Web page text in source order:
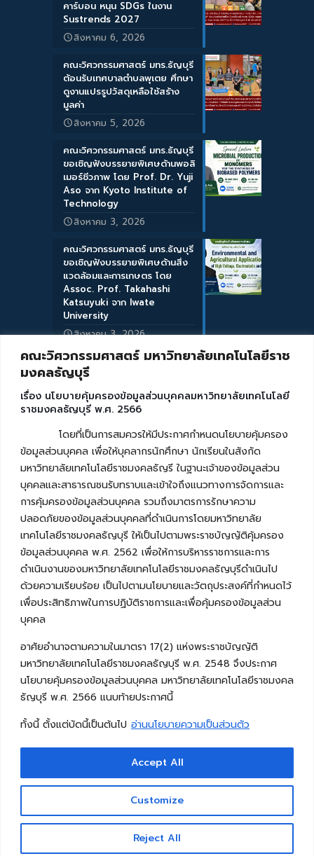
คณะวิศวกรรมศาสตร์ มหาวิทยาลัยเทคโนโลยีราช
มงคลธัญบุรี
เรื่อง นโยบายคุ้มครองข้อมูลส่วนบุคคลมหาวิทยาลัยเทคโนโลยี
ราชมงคลธัญบุรี พ.ศ. 2566
โดยที่เป็นการสมควรให้มีประกาศกำหนดนโยบายคุ้มครอง
ข้อมูลส่วนบุคคล เพื่อให้บุคลากรนักศึกษา นักเรียนในสังกัด
มหาวิทยาลัยเทคโนโลยีราชมงคลธัญรี ในฐานะเจ้าของข้อมูลส่วน
บุคคลและสาธารณชนรับทราบและเข้าใจถึงแนวทางการจัดการและ
การคุ้มครองข้อมูลส่วนบุคคล รวมถึงมาตรการรักษาความ
ปลอดภัยของข้อมูลส่วนบุคคลที่ดำเนินการโดยมหาวิทยาลัย
เทคโนโลยีราชมงคลธัญบุรี ให้เป็นไปตามพระราชบัญญัติคุ้มครอง
ข้อมูลส่วนบุคคล พ.ศ. 2562 เพื่อให้การบริหารราชการและการ
ดำเนินงานของมหาวิทยาลัยเทคโนโลยีราชมงคลธัญบุรีดำเนินไป
ด้วยความเรียบร้อย เป็นไปตามนโยบายและวัตถุประสงค์ที่กำหนดไว้
เพื่อประสิทธิภาพในการปฏิบัติราชการและเพื่อคุ้มครองข้อมูลส่วน
บุคคล
อาศัยอำนาจตามความในมาตรา 17(2) แห่งพระราชบัญญัติ
มหาวิทยาลัยเทคโนโลยีราชมงคลธัญบุรี พ.ศ. 2548 จึงประกาศ
นโยบายคุ้มครองข้อมูลส่วนบุคคล มหาวิทยาลัยเทคโนโลยีราชมงคล
ธัญบุรี พ.ศ. 2566 แนบท้ายประกาศนี้
ทั้งนี้ ตั้งแต่บัดนี้เป็นต้นไป อ่านนโยบายความเป็นส่วนตัว
Customize
Reject All
Accept All
คาร์บอน หนุน SDGs ในงาน
Sustrends 2027
สิงหาคม 6, 2026
คณะวิศวกรรมศาสตร์ มทร.ธัญบุรี
ต้อนรับเทศบาลตำบลพุเตย ศึกษา
ดูงานแปรรูปวัสดุเหลือใช้สร้าง
มูลค่า
สิงหาคม 5, 2026
คณะวิศวกรรมศาสตร์ มทร.ธัญบุรี
ขอเชิญฟังบรรยายพิเศษด้านพอลิ
เมอร์ชีวภาพ โดย Prof. Dr. Yuji
Aso จาก Kyoto Institute of
Technology
สิงหาคม 3, 2026
คณะวิศวกรรมศาสตร์ มทร.ธัญบุรี
ขอเชิญฟังบรรยายพิเศษด้านสิ่ง
แวดล้อมและการเกษตร โดย
Assoc. Prof. Takahashi
Katsuyuki จาก Iwate
University
สิงหาคม 3, 2026
Copyright © 2026 คณะวิศวกรรมศาสตร์ มหาวิทยาลัย
เทคโนโลยีราชมงคลธัญบุรี